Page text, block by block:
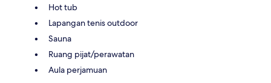
Hot tub
Lapangan tenis outdoor
Sauna
Ruang pijat/perawatan
Aula perjamuan